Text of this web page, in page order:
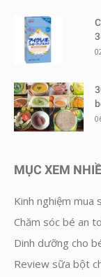
MỤC XEM
Kinh nghiệm mua
Chăm sóc bé an
Dinh dưỡng cho
Review sữa bột